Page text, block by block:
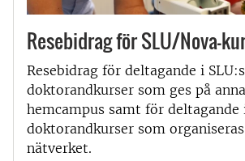
Resebidrag för SLU/Nova-
Rese­bidrag för deltagande i
doktorandkurser som ges på
hemcampus samt för deltagande
doktorandkurser som
nätverket.